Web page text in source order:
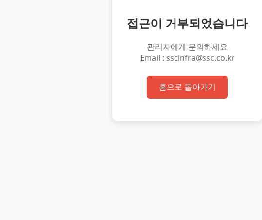
접근이 거부되었습니다
관리자에게 문의하세요
Email : sscinfra@ssc.co.kr
홈으로 돌아가기